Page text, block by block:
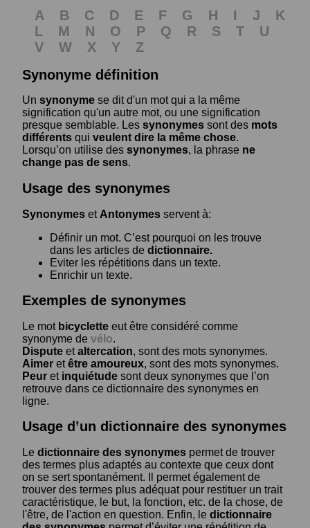
A B C D E F G H I J
K
L
M N O P Q R S T
U
V
W X Y
Z
Synonyme définition
Un synonyme se dit d'un mot qui a la même
signification qu'un autre mot, ou une signification
presque semblable. Les synonymes sont des mots
différents qui veulent dire la même chose.
Lorsqu’on utilise des synonymes, la phrase ne
change pas de sens.
Usage des synonymes
Synonymes et Antonymes servent à:
Définir un mot. C’est pourquoi on les trouve
dans les articles de dictionnaire.
Eviter les répétitions dans un texte.
Enrichir un texte.
Exemples de synonymes
Le mot bicyclette eut être considéré comme
synonyme de vélo.
Dispute etaltercation, sont des mots synonymes.
Aimer etêtre amoureux, sont des mots synonymes.
Peur et inquiétude sont deux synonymes que l’on
retrouve dans ce dictionnaire des synonymes en
ligne.
Usage d’un dictionnaire des synonymes
Le dictionnaire des synonymes permet de trouver
des termes plus adaptés au contexte que ceux dont
on se sert spontanément. Il permet également de
trouver des termes plus adéquat pour restituer un trait
caractéristique, le but, la fonction, etc. de la chose, de
l'être, de l'action en question. Enfin, le dictionnaire